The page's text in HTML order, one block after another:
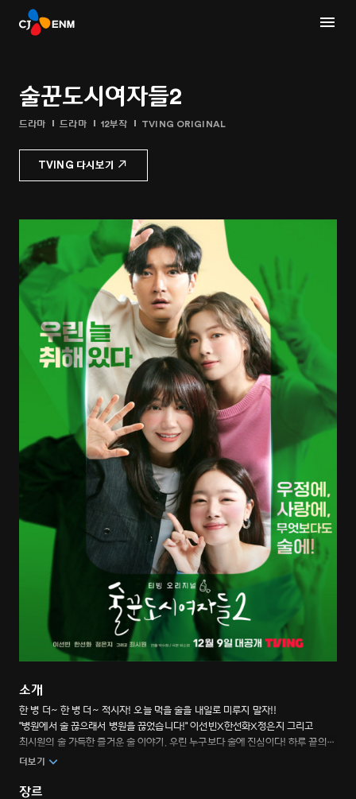
술꾼도시여자들2
드라마 드라마 12부작 TVING ORIGINAL
TVING 다시보기
소개
한 병 더~ 한 병 더~ 적시자! 오늘 먹을 술을 내일로 미루지 말자!!
"병원에서 술 끊으래서 병원을 끊었습니다!" 이선빈X한선화X정은지 그리고
최시원의 술 가득한 즐거운 술 이야기. 우린 누구보다 술에 진심이다! 하루 끝의
술 한 잔이 인생의 신념인 세 여자의 일상을 그린 본격_기승전술_드라마"
더보기
장르